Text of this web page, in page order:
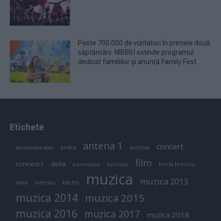
Peste 700.000 de vizitatori în primele două
săptămâni. NIBIRU extinde programul
dedicat familiilor și anunță Family Fest.
Etichete
alexandra stan andra antena 1 antonia concert
connect-r delia eurovision exclusiv film horia brenciu
inna interviu kiss fm muzica muzica 2013
muzica 2014 muzica 2015
muzica 2016 muzica 2017 muzica 2018